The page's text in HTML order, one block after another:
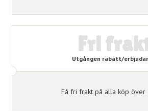
Fri
Utgången rabatt/
Få fri frakt på alla köp över